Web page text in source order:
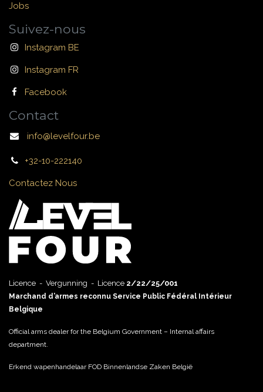
Jobs
Suivez-nous
Instagram BE
Instagram FR
Facebook
Contact
info@levelfour.be
+32-10-222140
Contactez Nous
Licence - Vergunning - Licence 2/22/25/001
Marchand d’armes reconnu Service Public Fédéral Intérieur
Belgique
Official arms dealer for the Belgium Government – Internal affairs
department.
Erkend wapenhandelaar FOD Binnenlandse Zaken België